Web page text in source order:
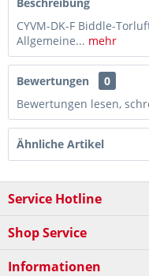
CYVM-DK-F Biddle-
Allgemeine... mehr
Bewertungen
0
Bewertungen lesen,
Ähnliche Artikel
Service Hotline
Shop Service
Informationen